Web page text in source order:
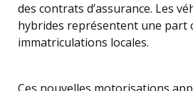
des contrats d’assurance. Les
hybrides représentent une part
immatriculations locales.